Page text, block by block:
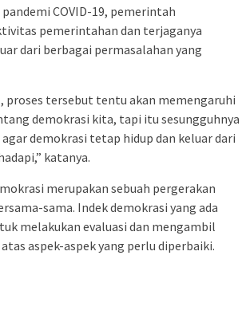
COVID-19, pemerintah
pemerintahan dan terjaganya
dari berbagai permasalahan yang
proses tersebut tentu akan memengaruhi
demokrasi kita, tapi itu sesungguhnya
demokrasi tetap hidup dan keluar dari
katanya.
merupakan sebuah pergerakan
sama. Indek demokrasi yang ada
melakukan evaluasi dan mengambil
aspek-aspek yang perlu diperbaiki.